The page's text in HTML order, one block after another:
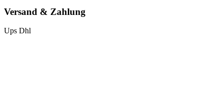
Versand & Zahlung
Ups Dhl